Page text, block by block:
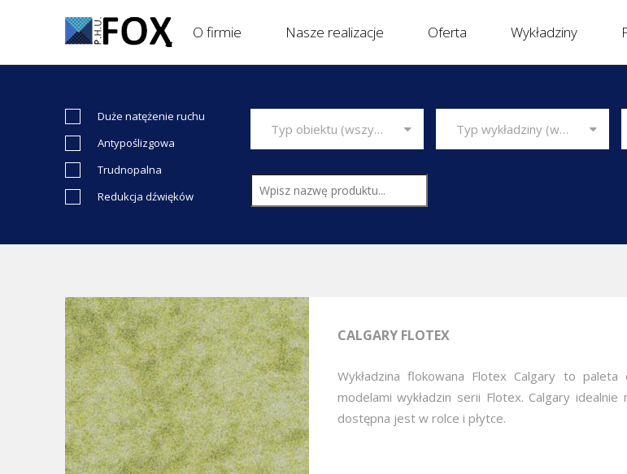
O firmie Nasze realizacje Oferta Wykładziny
Duże natężenie ruchu
Antypoślizgowa
Trudnopalna
Redukcja dźwięków
Typ obiektu (wszystkie) Typ wykładziny (wszystkie)
CALGARY FLOTEX
Wykładzina flokowana Flotex Calgary to
modelami wykładzin serii Flotex. Calgary
dostępna jest w rolce i płytce.